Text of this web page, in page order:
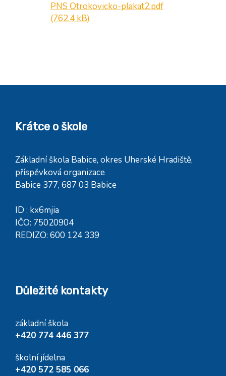
PNS Otrokovicko-plakat2.pdf
(762.4 kB)
Krátce o škole
Základní škola Babice, okres Uherské Hradiště,
příspěvková organizace
Babice 377, 687 03 Babice
ID : kx6mjia
IČO: 75020904
REDIZO: 600 124 339
Důležité kontakty
základní škola
+420 774 446 377
školní jídelna
+420 572 585 066